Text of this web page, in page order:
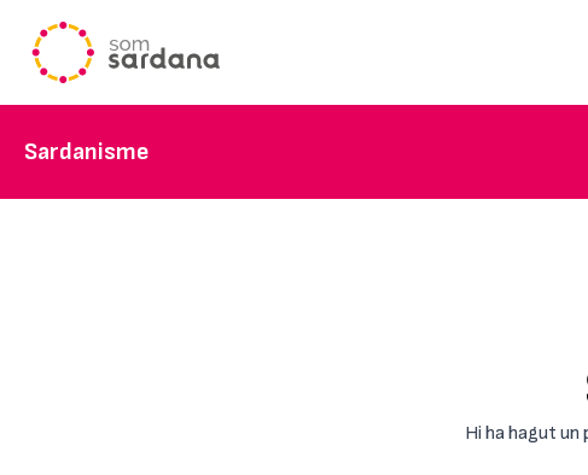
Sardanisme
Hi ha hagut un